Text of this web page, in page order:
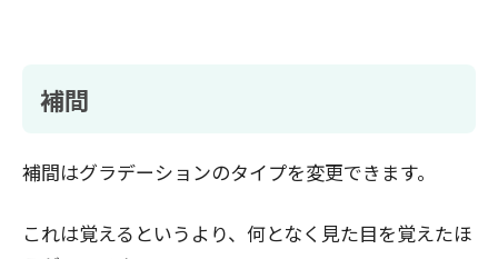
補間
補間はグラデーションのタイプを変更できます。
これは覚えるというより、何となく見た目を覚えたほ